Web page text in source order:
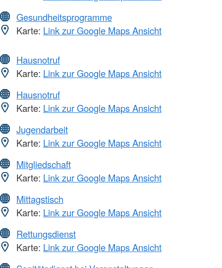
Gesundheitsprogramme
Karte: Link zur Google Maps Ansicht
Hausnotruf
Karte: Link zur Google Maps Ansicht
Hausnotruf
Karte: Link zur Google Maps Ansicht
Jugendarbeit
Karte: Link zur Google Maps Ansicht
Mitgliedschaft
Karte: Link zur Google Maps Ansicht
Mittagstisch
Karte: Link zur Google Maps Ansicht
Rettungsdienst
Karte: Link zur Google Maps Ansicht